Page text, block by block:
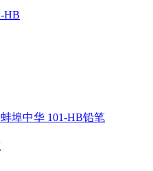
蚌埠中华 101-HB铅笔